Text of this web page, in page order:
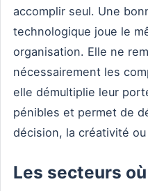
accomplir seul. Une
technologique joue le
organisation. Elle ne
nécessairement les
elle démultiplie leur
pénibles et permet de
décision, la créativité
Les secteurs